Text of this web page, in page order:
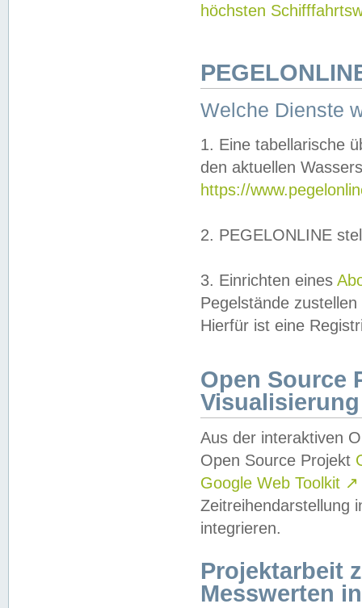
höchsten
Welche Dienste
1. Eine tabellarische
den aktuellen
https://
2. PEGELONLINE
3. Einrichten eines
Pegelstände
Hierfür ist eine
Open Source
Visualisierung
Aus der interaktiven
Open Source Projekt
Google Web Toolkit ↗
Zeitreihendarstellung
integrieren.
Projektarbeit
Messwerten